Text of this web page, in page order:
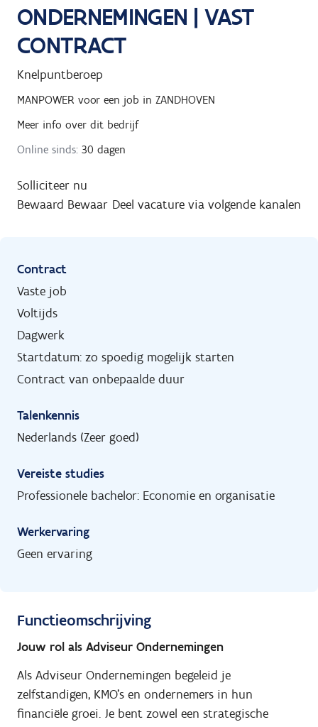
ONDERNEMINGEN | VAST
CONTRACT
Knelpuntberoep
MANPOWER voor een job in ZANDHOVEN
Meer info over dit bedrijf
Online sinds: 30 dagen
Solliciteer nu
Bewaard Bewaar Deel vacature via volgende kanalen
Contract
Vaste job
Voltijds
Dagwerk
Startdatum: zo spoedig mogelijk starten
Contract van onbepaalde duur
Talenkennis
Nederlands (Zeer goed)
Vereiste studies
Professionele bachelor: Economie en organisatie
Werkervaring
Geen ervaring
Functieomschrijving
Jouw rol als Adviseur Ondernemingen
Als Adviseur Ondernemingen begeleid je
zelfstandigen, KMO’s en ondernemers in hun
financiële groei. Je bent zowel een strategische